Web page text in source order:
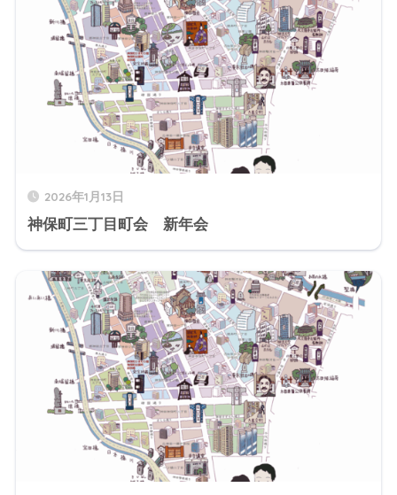
2026年1月13日
神保町三丁目町会 新年会